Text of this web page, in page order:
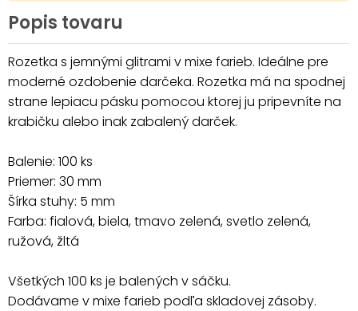
Popis tovaru
Rozetka s jemnými glitrami v mixe farieb. Ideálne pre
moderné ozdobenie darčeka. Rozetka má na spodnej
strane lepiacu pásku pomocou ktorej ju pripevníte na
krabičku alebo inak zabalený darček.
Balenie: 100 ks
Priemer: 30 mm
Šírka stuhy: 5 mm
Farba: fialová, biela, tmavo zelená, svetlo zelená,
ružová, žltá
Všetkých 100 ks je balených v sáčku.
Dodávame v mixe farieb podľa skladovej zásoby.